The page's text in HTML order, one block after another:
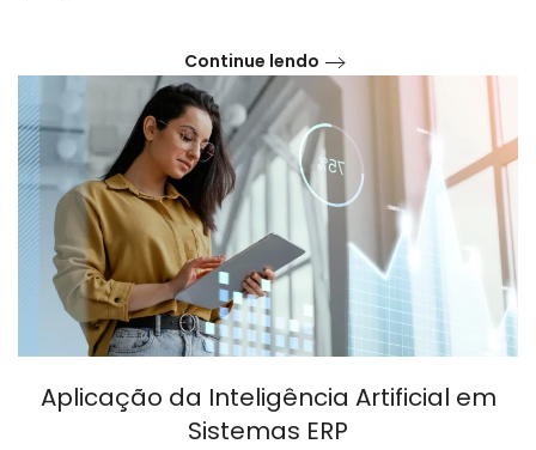
Continue lendo
Aplicação da Inteligência Artificial em
Sistemas ERP